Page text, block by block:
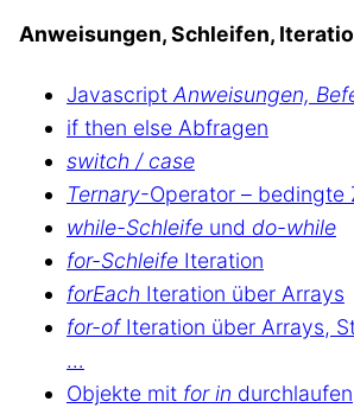
Anweisungen, Schleifen,
Javascript Anweisungen,
if then else Abfragen
switch / case
Ternary-Operator – bedingte
while-Schleife und do-while
for-Schleife Iteration
forEach Iteration über Arrays
for-of Iteration über Arrays,
…
Objekte mit for in durchlaufen